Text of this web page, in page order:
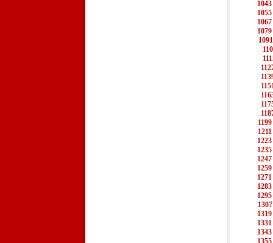
1043
1055
1067
1079
1091
1199
1211
1223
1235
1247
1259
1271
1283
1295
1307
1319
1331
1343
1355